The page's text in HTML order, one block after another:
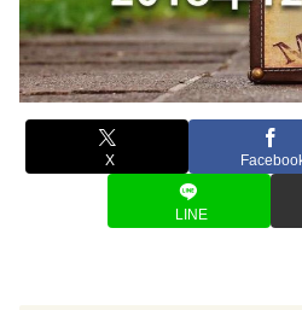
X
LINE